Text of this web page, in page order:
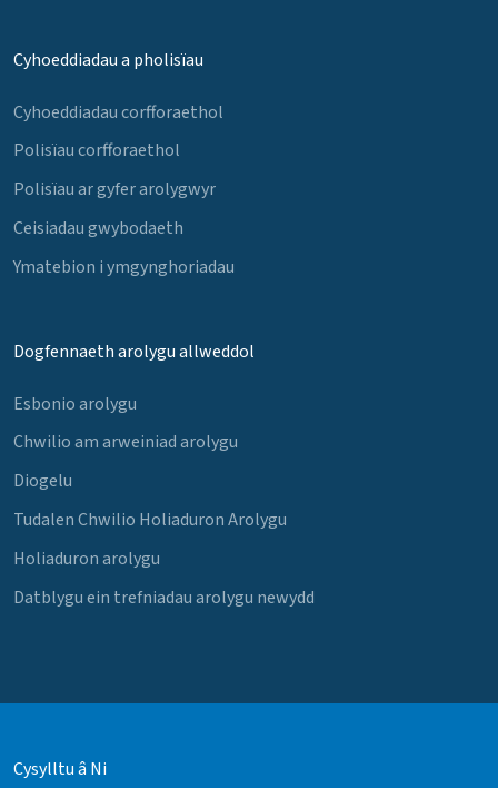
Cyhoeddiadau a pholisïau
Cyhoeddiadau corfforaethol
Polisïau corfforaethol
Polisïau ar gyfer arolygwyr
Ceisiadau gwybodaeth
Ymatebion i ymgynghoriadau
Dogfennaeth arolygu allweddol
Esbonio arolygu
Chwilio am arweiniad arolygu
Diogelu
Tudalen Chwilio Holiaduron Arolygu
Holiaduron arolygu
Datblygu ein trefniadau arolygu newydd
Cysylltu â Ni